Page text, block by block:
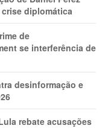
diplomática
de
se interferência de
desinformação e
rebate acusações